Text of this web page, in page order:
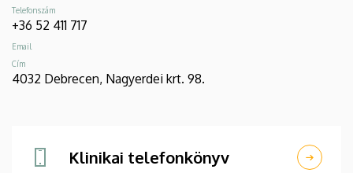
Telefonszám
+36 52 411 717
Email
Cím
4032 Debrecen, Nagyerdei krt. 98.
Klinikai telefonkönyv